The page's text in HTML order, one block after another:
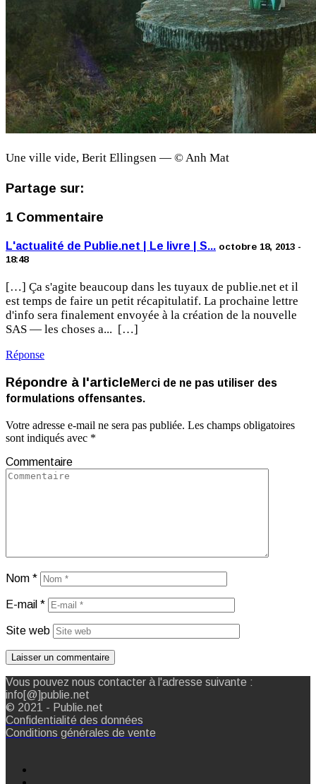
Une ville vide, Berit Ellingsen — © Anh Mat
Partage sur:
1 Commentaire
L'actualité de Publie.net | Le livre | S... octobre 18, 2013 -
18:48
[…] Ça s'agite beaucoup dans les tuyaux de publie.net et il
est temps de faire un petit récapitulatif. La prochaine lettre
d'info sera finalement envoyée à la création de la nouvelle
SAS — les choses a... […]
Réponse
Répondre à l'article Merci de ne pas utiliser des
formulations offensantes.
Votre adresse e-mail ne sera pas publiée. Les champs obligatoires
sont indiqués avec *
Commentaire
Nom *
E-mail *
Site web
Vous pouvez nous contacter à l'adresse suivante :
info[@]publie.net
© 2021 - Publie.net
Confidentialité des données
Conditions générales de vente